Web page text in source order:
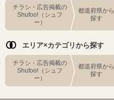
チラシ・広告掲載の
Shufoo!（シュフ
ー）
都道府県から
探す
エリア×カテゴリから探す
チラシ・広告掲載の
Shufoo!（シュフ
ー）
都道府県から
探す